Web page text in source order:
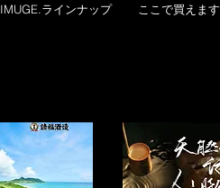
IMUGE.ラインナップ ここで買えます